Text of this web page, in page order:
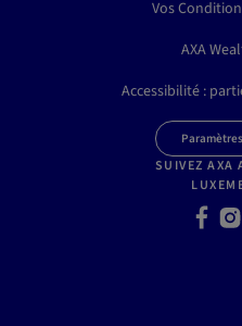
Vos
AXA
Accessibilité :
SUIVEZ AXA